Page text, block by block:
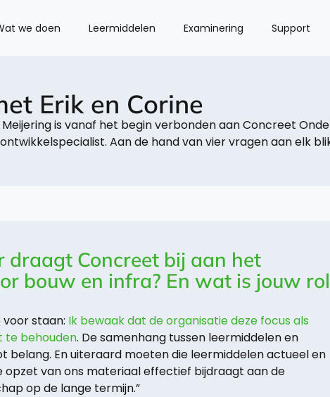
we doen Leermiddelen Examinering Support
Erik en Corine
is vanaf het begin verbonden aan Concreet
Aan de hand van vier vragen aan elk
draagt Concreet bij aan het
bouw en infra? En wat is jouw rol
voor staan: Ik bewaak dat de organisatie deze focus als
te behouden. De samenhang tussen leermiddelen en
belang. En uiteraard moeten die leermiddelen actueel en
opzet van ons materiaal effectief bijdraagt aan de
op de lange termijn.”